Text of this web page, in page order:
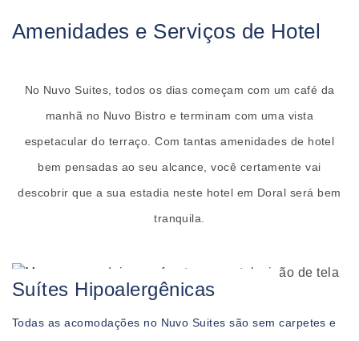
Amenidades e Serviços de Hotel
No Nuvo Suites, todos os dias começam com um café da
manhã no Nuvo Bistro e terminam com uma vista
espetacular do terraço. Com tantas amenidades de hotel
bem pensadas ao seu alcance, você certamente vai
descobrir que a sua estadia neste hotel em Doral será bem
tranquila.
Suítes Hipoalergênicas
Todas as acomodações no Nuvo Suites são sem carpetes e